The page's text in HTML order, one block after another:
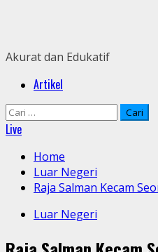
Akurat dan Edukatif
PrimaryArtikel
Cari
untuk:
Live
Home
Luar Negeri
Raja Salman Kecam
Luar Negeri